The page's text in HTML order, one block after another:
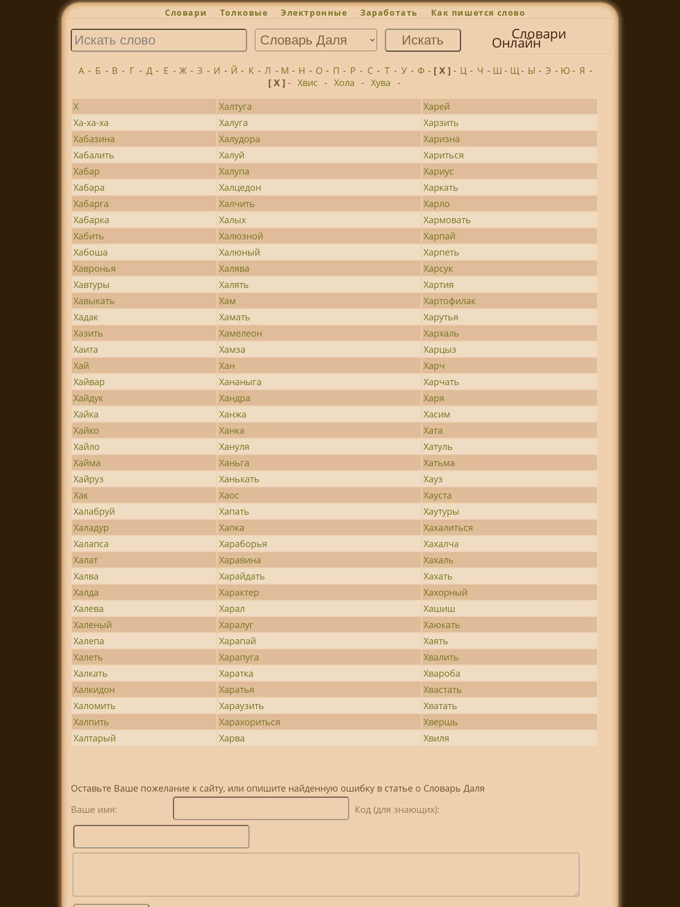
Словари Толковые Электронные Заработать Как пишется слово
Словари
Онлайн
А - Б - В - Г - Д - Е - Ж - З - И - Й - К - Л - М - Н - О - П - Р - С - Т - У - Ф - [ Х ] - Ц - Ч - Ш - Щ- Ы - Э - Ю - Я -
[ Х ]- Хвис - Хола - Хува
-
Х
Халтуга
Харей
Ха-ха-ха
Халуга
Харзить
Хабазина
Халудора
Харизна
Хабалить
Халуй
Хариться
Хабар
Халупа
Хариус
Хабара
Халцедон
Харкать
Хабарга
Халчить
Харло
Хабарка
Халых
Хармовать
Хабить
Халюзной
Харпай
Хабоша
Халюный
Харпеть
Хавронья
Халява
Харсук
Хавтуры
Халять
Хартия
Хавыкать
Хам
Хартофилак
Хадак
Хамать
Харутья
Хазить
Хамелеон
Хархаль
Хаита
Хамза
Харцыз
Хай
Хан
Харч
Хайвар
Хананыга
Харчать
Хайдук
Хандра
Харя
Хайка
Ханжа
Хасим
Хайко
Ханка
Хата
Хайло
Хануля
Хатуль
Хайма
Ханьга
Хатьма
Хайруз
Ханькать
Хауз
Хак
Хаос
Хауста
Халабруй
Хапать
Хаутуры
Халадур
Хапка
Хахалиться
Халапса
Хараборья
Хахалча
Халат
Харавина
Хахаль
Халва
Харайдать
Хахать
Халда
Характер
Хахорный
Халева
Харал
Хашиш
Халеный
Харалуг
Хаюкать
Халепа
Харапай
Хаять
Халеть
Харапуга
Хвалить
Халкать
Харатка
Хвароба
Халкидон
Харатья
Хвастать
Халомить
Хараузить
Хватать
Халпить
Харахориться
Хвершь
Халтарый
Харва Хвиля
Оставьте Ваше пожелание к сайту, или опишите найденную ошибку в статье о Словарь Даля
Ваше имя:
Код (для знающих):